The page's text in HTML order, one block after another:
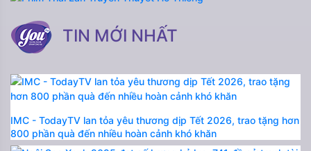
TIN MỚI NHẤT
IMC - TodayTV lan tỏa yêu thương dịp Tết 2026, trao tặng hơn
800 phần quà đến nhiều hoàn cảnh khó khăn